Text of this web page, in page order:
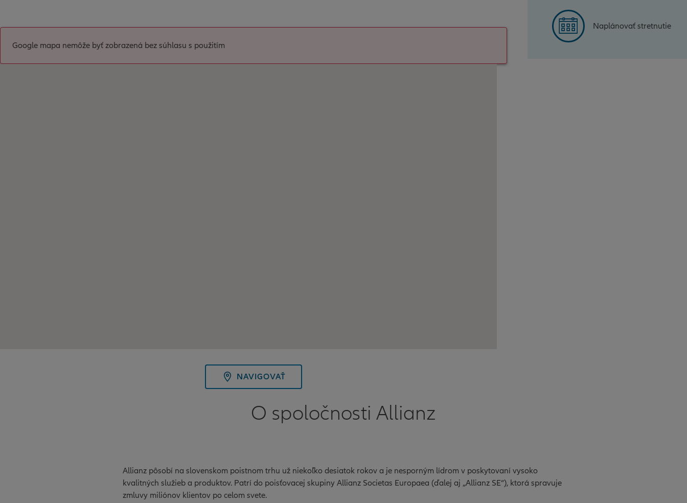
Naplánovať stretnutie
Google mapa nemôže byť zobrazená bez súhlasu s použitím
NAVIGOVAŤ
O spoločnosti Allianz
Allianz pôsobí na slovenskom poistnom trhu už niekoľko desiatok rokov a je nesporným lídrom v poskytovaní vysoko
kvalitných služieb a produktov. Patrí do poisťovacej skupiny Allianz Societas Europaea (ďalej aj „Allianz SE“), ktorá spravuje
zmluvy miliónov klientov po celom svete.